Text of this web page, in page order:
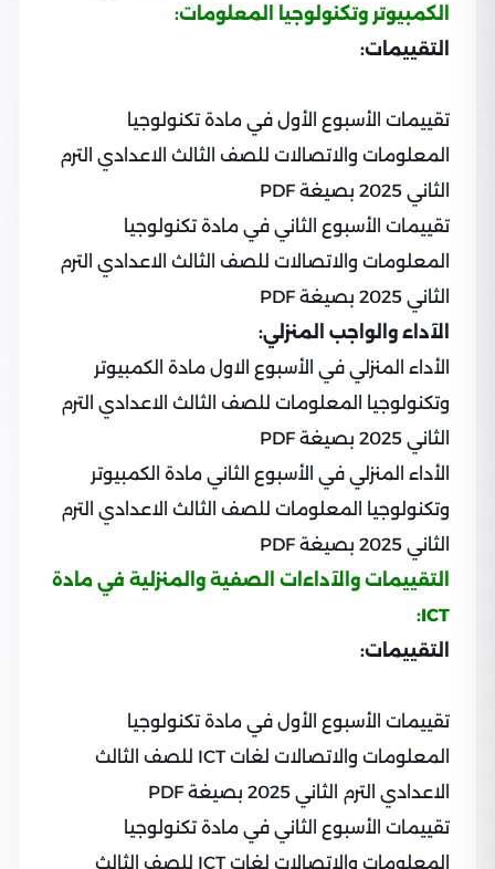
الكمبيوتر وتكنولوجيا المعلومات:
التقييمات:
تقييمات الأسبوع الأول في مادة تكنولوجيا
المعلومات والاتصالات للصف الثالث الاعدادي الترم
الثاني 2025 بصيغة PDF
تقييمات الأسبوع الثاني في مادة تكنولوجيا
المعلومات والاتصالات للصف الثالث الاعدادي الترم
الثاني 2025 بصيغة PDF
الآداء والواجب المنزلي:
الأداء المنزلي في الأسبوع الاول مادة الكمبيوتر
وتكنولوجيا المعلومات للصف الثالث الاعدادي الترم
الثاني 2025 بصيغة PDF
الأداء المنزلي في الأسبوع الثاني مادة الكمبيوتر
وتكنولوجيا المعلومات للصف الثالث الاعدادي الترم
الثاني 2025 بصيغة PDF
التقييمات والآداءات الصفية والمنزلية في مادة
ICT:
التقييمات:
تقييمات الأسبوع الأول في مادة تكنولوجيا
المعلومات والاتصالات لغات ICT للصف الثالث
الاعدادي الترم الثاني 2025 بصيغة PDF
تقييمات الأسبوع الثاني في مادة تكنولوجيا
المعلومات والاتصالات لغات ICT للصف الثالث